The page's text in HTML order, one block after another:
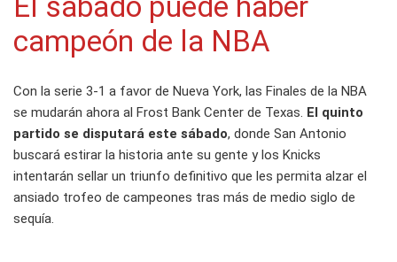
campeón de la NBA
Con la serie 3-1 a favor de Nueva York, las Finales de la NBA
se mudarán ahora al Frost Bank Center de Texas. El quinto
partido se disputará este sábado, donde San Antonio
buscará estirar la historia ante su gente y los Knicks
intentarán sellar un triunfo definitivo que les permita alzar el
ansiado trofeo de campeones tras más de medio siglo de
sequía.